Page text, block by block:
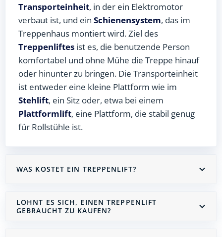
Transporteinheit, in der ein Elektromotor
verbaut ist, und ein Schienensystem, das im
Treppenhaus montiert wird. Ziel des
Treppenliftes ist es, die benutzende Person
komfortabel und ohne Mühe die Treppe hinauf
oder hinunter zu bringen. Die Transporteinheit
ist entweder eine kleine Plattform wie im
Stehlift, ein Sitz oder, etwa bei einem
Plattformlift, eine Plattform, die stabil genug
für Rollstühle ist.
WAS KOSTET EIN TREPPENLIFT?
LOHNT ES SICH, EINEN TREPPENLIFT
GEBRAUCHT ZU KAUFEN?